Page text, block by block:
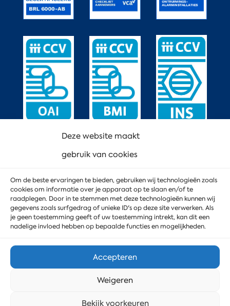
Deze website maakt
gebruik van cookies
Om de beste ervaringen te bieden, gebruiken wij technologieën zoals
cookies om informatie over je apparaat op te slaan en/of te
raadplegen. Door in te stemmen met deze technologieën kunnen wij
gegevens zoals surfgedrag of unieke ID's op deze site verwerken. Als
je geen toestemming geeft of uw toestemming intrekt, kan dit een
nadelige invloed hebben op bepaalde functies en mogelijkheden.
Accepteren
Weigeren
Bekijk voorkeuren
Privacyverklaring
Webdesign door DoubleWeb
Stuur ons een bericht